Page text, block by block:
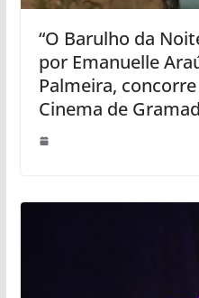
“O Barulho da
por Emanuelle
Palmeira,
Cinema de